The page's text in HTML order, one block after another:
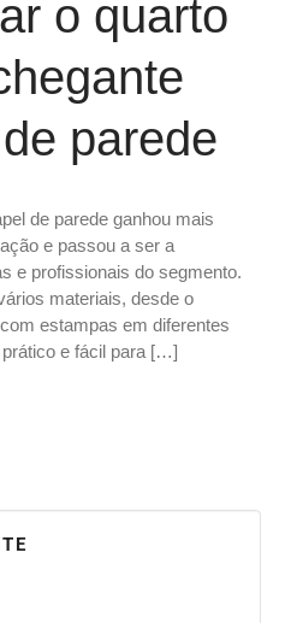
o quarto
parede
de parede ganhou mais
e passou a ser a
e profissionais do segmento.
materiais, desde o
estampas em diferentes
e fácil para […]